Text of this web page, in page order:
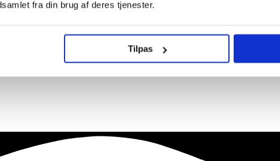
fra din brug af deres tjenester.
Tilpas